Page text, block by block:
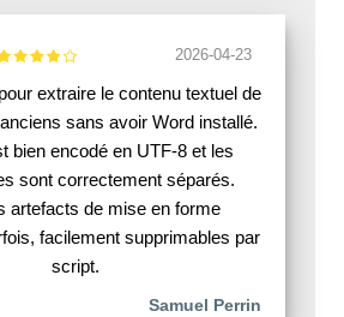
2026-04-23
extraire le contenu textuel de
sans avoir Word installé.
bien encodé en UTF-8 et les
sont correctement séparés.
artefacts de mise en forme
facilement supprimables par
script.
Samuel Perrin